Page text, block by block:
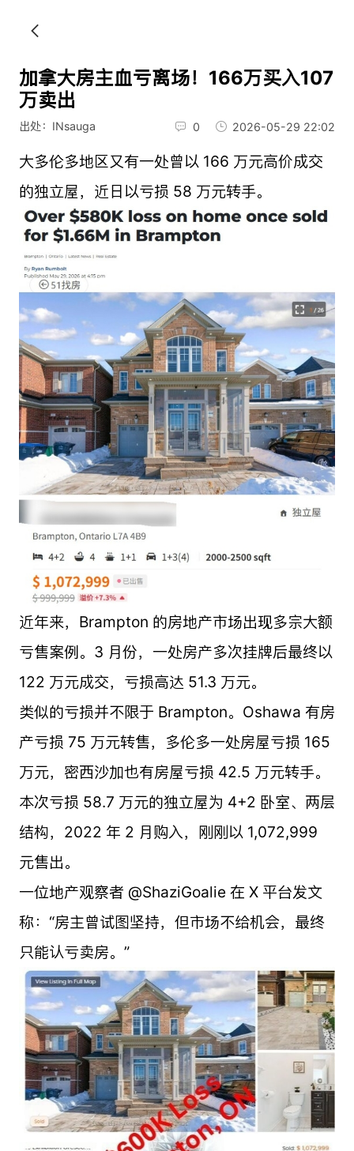
加拿大房主血亏离场！166万买入107
万卖出
出处：INsauga 0 2026-05-29 22:02
大多伦多地区又有一处曾以 166 万元高价成交
的独立屋，近日以亏损 58 万元转手。
近年来，Brampton 的房地产市场出现多宗大额
亏售案例。3 月份，一处房产多次挂牌后最终以
122 万元成交，亏损高达 51.3 万元。
类似的亏损并不限于 Brampton。Oshawa 有房
产亏损 75 万元转售，多伦多一处房屋亏损 165
万元，密西沙加也有房屋亏损 42.5 万元转手。
本次亏损 58.7 万元的独立屋为 4+2 卧室、两层
结构，2022 年 2 月购入，刚刚以 1,072,999
元售出。
一位地产观察者 @ShaziGoalie 在 X 平台发文
称：“房主曾试图坚持，但市场不给机会，最终
只能认亏卖房。”